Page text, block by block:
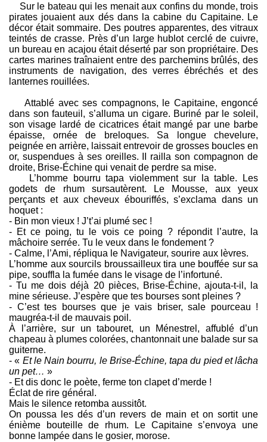
Sur le bateau qui les menait aux confins du monde, trois
pirates jouaient aux dés dans la cabine du Capitaine. Le
décor était sommaire. Des poutres apparentes, des vitraux
teintés de crasse. Près d’un large hublot cerclé de cuivre,
un bureau en acajou était déserté par son propriétaire. Des
cartes marines traînaient entre des parchemins brûlés, des
instruments de navigation, des verres ébréchés et des
lanternes rouillées.
Attablé avec ses compagnons, le Capitaine, engoncé
dans son fauteuil, s’alluma un cigare. Buriné par le soleil,
son visage lardé de cicatrices était mangé par une barbe
épaisse, ornée de breloques. Sa longue chevelure,
peignée en arrière, laissait entrevoir de grosses boucles en
or, suspendues à ses oreilles. II railla son compagnon de
droite, Brise-Échine qui venait de perdre sa mise.
L’homme bourru tapa violemment sur la table. Les
godets de rhum sursautèrent. Le Mousse, aux yeux
perçants et aux cheveux ébouriffés, s’exclama dans un
hoquet :
- Bin mon vieux ! J’t’ai plumé sec !
- Et ce poing, tu le vois ce poing ? répondit l’autre, la
mâchoire serrée. Tu le veux dans le fondement ?
- Calme, l’Ami, répliqua le Navigateur, sourire aux lèvres.
L’homme aux sourcils broussailleux tira une bouffée sur sa
pipe, souffla la fumée dans le visage de l’infortuné.
- Tu me dois déjà 20 pièces, Brise-Échine, ajouta-t-il, la
mine sérieuse. J’espère que tes bourses sont pleines ?
- C’est tes bourses que je vais briser, sale pourceau !
maugréa-t-il de mauvais poil.
À l’arrière, sur un tabouret, un Ménestrel, affublé d’un
chapeau à plumes colorées, chantonnait une balade sur sa
guiterne.
- « Et le Nain bourru, le Brise-Échine, tapa du pied et lâcha
un pet… »
- Et dis donc le poète, ferme ton clapet d’merde !
Éclat de rire général.
Mais le silence retomba aussitôt.
On poussa les dés d’un revers de main et on sortit une
énième bouteille de rhum. Le Capitaine s’envoya une
bonne lampée dans le gosier, morose.